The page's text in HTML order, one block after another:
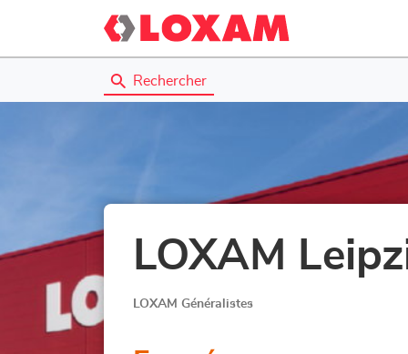
Rechercher
LOXAM
LOXAM Généralistes